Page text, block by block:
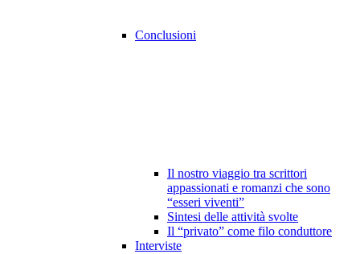
Conclusioni
Il nostro viaggio tra scrittori
appassionati e romanzi che sono
“esseri viventi”
Sintesi delle attività svolte
Il “privato” come filo conduttore
Interviste